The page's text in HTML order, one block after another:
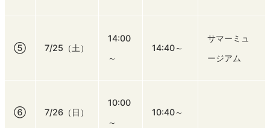
⑤ 7/25（土）
14:00
～
14:40～
サマーミュ
ージアム
⑥ 7/26（日）
10:00
～
10:40～